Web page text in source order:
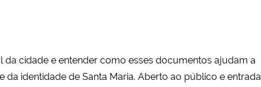
cidade e entender como esses documentos ajudam a
identidade de Santa Maria. Aberto ao público e entrada